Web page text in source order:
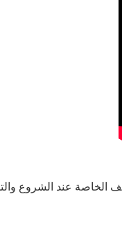
الخاصة عند الشروع